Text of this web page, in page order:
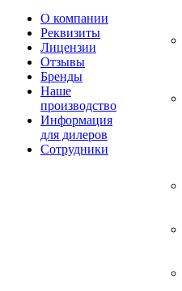
О компании
Реквизиты
Лицензии
Отзывы
Бренды
Наше
производство
Информация
для дилеров
Сотрудники